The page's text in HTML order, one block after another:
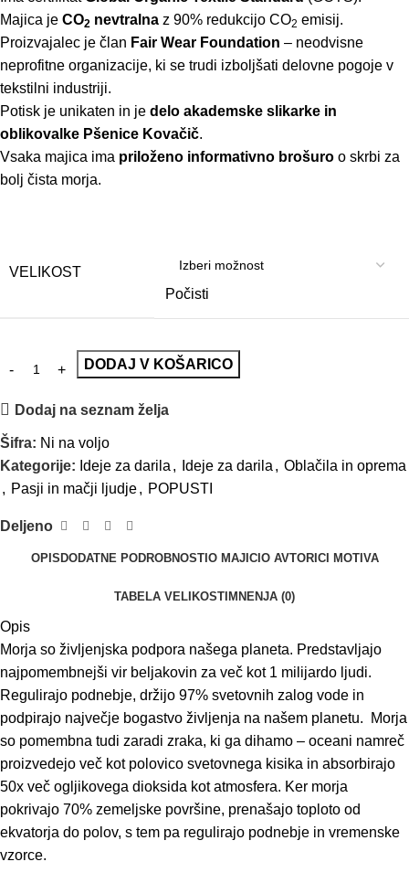
Majica je CO2 nevtralna z 90% redukcijo CO2 emisij.
Proizvajalec je član Fair Wear Foundation – neodvisne
neprofitne organizacije, ki se trudi izboljšati delovne pogoje v
tekstilni industriji.
Potisk je unikaten in je delo akademske slikarke in
oblikovalke Pšenice Kovačič.
Vsaka majica ima priloženo informativno brošuro o skrbi za
bolj čista morja.
VELIKOST
Počisti
DODAJ V KOŠARICO
Dodaj na seznam želja
Šifra: Ni na voljo
Kategorije: Ideje za darila , Ideje za darila , Oblačila in oprema
, Pasji in mačji ljudje, POPUSTI
Deljeno
OPIS DODATNE PODROBNOSTI O MAJICI O AVTORICI MOTIVA
TABELA VELIKOSTI MNENJA (0)
Opis
Morja so življenjska podpora našega planeta. Predstavljajo
najpomembnejši vir beljakovin za več kot 1 milijardo ljudi.
Regulirajo podnebje, držijo 97% svetovnih zalog vode in
podpirajo največje bogastvo življenja na našem planetu. Morja
so pomembna tudi zaradi zraka, ki ga dihamo – oceani namreč
proizvedejo več kot polovico svetovnega kisika in absorbirajo
50x več ogljikovega dioksida kot atmosfera. Ker morja
pokrivajo 70% zemeljske površine, prenašajo toploto od
ekvatorja do polov, s tem pa regulirajo podnebje in vremenske
vzorce.